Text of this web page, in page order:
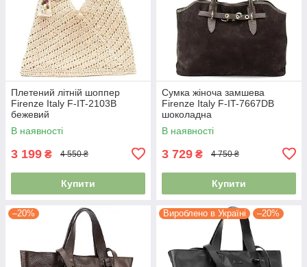
Плетений літній шоппер
Firenze Italy F-IT-2103B
бежевий
В наявності
3 199 ₴ 4 550 ₴
Купити
Сумка жіноча замшева
Firenze Italy F-IT-7667DB
шоколадна
В наявності
3 729 ₴ 4 750 ₴
Купити
–20% Вироблено в Україні –20%